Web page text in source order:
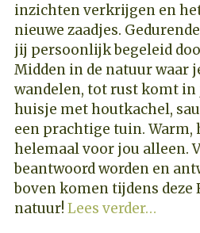
inzichten verkrijgen en
nieuwe zaadjes. Gedurende
jij persoonlijk begeleid
Midden in de natuur waar
wandelen, tot rust komt
huisje met houtkachel,
een prachtige tuin. Warm,
helemaal voor jou alleen.
beantwoord worden en
boven komen tijdens deze
natuur! Lees verder…